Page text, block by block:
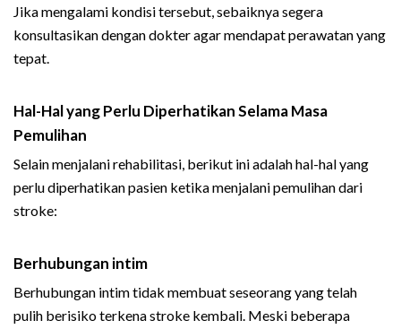
Jika mengalami kondisi tersebut, sebaiknya segera
konsultasikan dengan dokter agar mendapat perawatan yang
tepat.
Hal-Hal yang Perlu Diperhatikan Selama Masa
Pemulihan
Selain menjalani rehabilitasi, berikut ini adalah hal-hal yang
perlu diperhatikan pasien ketika menjalani pemulihan dari
stroke:
Berhubungan intim
Berhubungan intim tidak membuat seseorang yang telah
pulih berisiko terkena stroke kembali. Meski beberapa